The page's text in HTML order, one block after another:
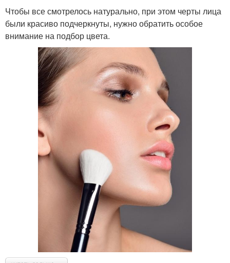
Чтобы все смотрелось натурально, при этом черты лица
были красиво подчеркнуты, нужно обратить особое
внимание на подбор цвета.